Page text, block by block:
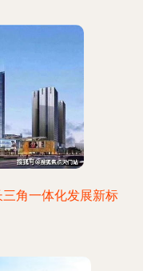
角一体化发展新标